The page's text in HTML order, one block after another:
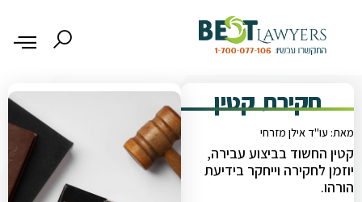
חקירת קטין
מאת: עו"ד אילן מזרחי
קטין החשוד בביצוע עבירה,
יוזמן לחקירה וייחקר בידיעת
הורהו.